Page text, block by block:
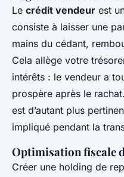
Le crédit vendeur est
consiste à laisser une
mains du cédant,
Cela allège votre
intérêts : le vendeur a
prospère après le
est d’autant plus
impliqué pendant la
Optimisation fiscale
Créer une holding de